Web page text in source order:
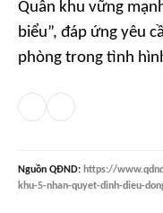
Quân khu vững
biểu”, đáp ứng yêu
phòng trong tình
Nguồn QĐND: https://
khu-5-nhan-quyet-dinh-dieu-